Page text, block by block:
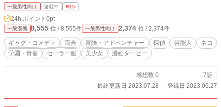
一般男性向け 連載中 R15
24h.ポイント 0pt
一般漫画 8,555 位 / 8,555件 一般男性向け 2,374 位 / 2,374件
ギャグ・コメディ 百合 冒険・アドベンチャー 探偵 芸能人
ネコ
学園・青春
セーラー服 美少女 漫画ダービー
感想数 0
7話
最終更新日 2023.07.28
登録日 2023.06.27